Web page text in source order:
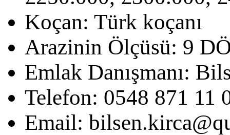
Koçan: Türk koçanı
Arazinin Ölçüsü: 9
Emlak Danışmanı:
Telefon: 0548 871 11
Email: